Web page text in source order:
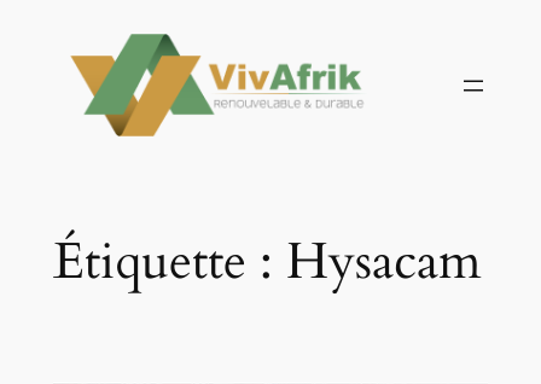
contenu
Étiquette : Hysacam